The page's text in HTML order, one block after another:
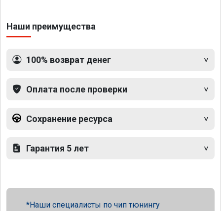
Наши преимущества
100% возврат денег
Оплата после проверки
Сохранение ресурса
Гарантия 5 лет
Наши специалисты по чип тюнингу